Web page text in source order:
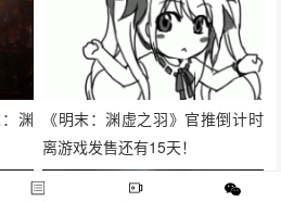
渊
《明末：渊虚之羽》官推倒计时
离游戏发售还有15天！